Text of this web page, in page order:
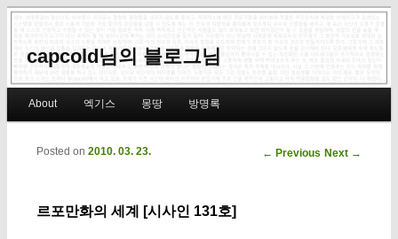
capcold님의 블로그님
Skip to primary content
Skip to secondary content
About 엑기스 몽땅 방명록
Post navigation
← Previous Next →
르포만화의 세계 [시사인 131호]
Posted on 2010. 03. 23.